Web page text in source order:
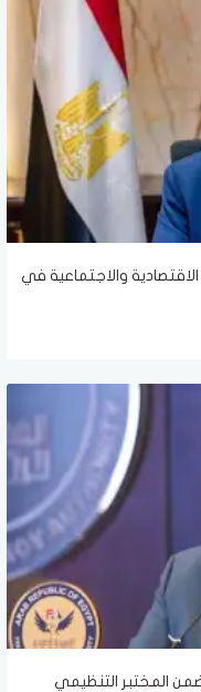
والاجتماعية في
المختبر التنظيمي